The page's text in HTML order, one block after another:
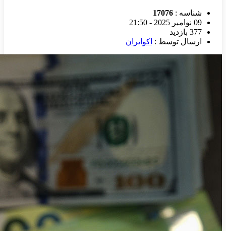
شناسه : 17076
09 نوامبر 2025 - 21:50
377 بازدید
ارسال توسط : اکوایران